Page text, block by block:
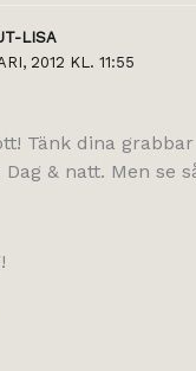
LISA
2012 KL. 11:55
Tänk dina
& natt. Men se